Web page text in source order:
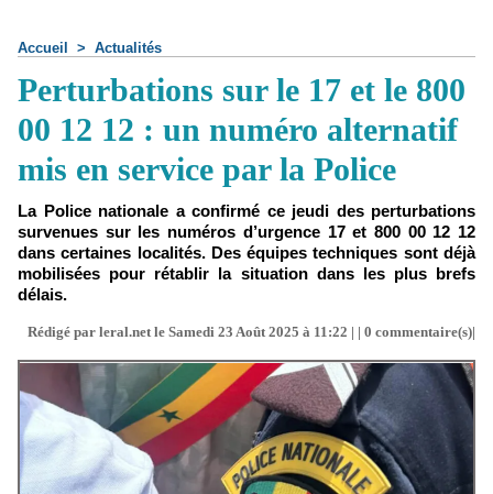
Accueil > Actualités
Perturbations sur le 17 et le 800
00 12 12 : un numéro alternatif
mis en service par la Police
La Police nationale a confirmé ce jeudi des perturbations
survenues sur les numéros d’urgence 17 et 800 00 12 12
dans certaines localités. Des équipes techniques sont déjà
mobilisées pour rétablir la situation dans les plus brefs
délais.
Rédigé par leral.net le Samedi 23 Août 2025 à 11:22 | | 0 commentaire(s)|